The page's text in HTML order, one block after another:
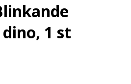
1 st